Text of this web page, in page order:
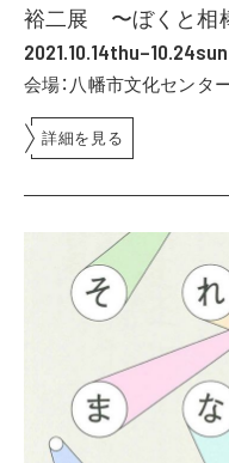
裕二展 〜ぼくと相
2021.10.14thu–10.24sun
会場：八幡市文化センタ
詳細を見る